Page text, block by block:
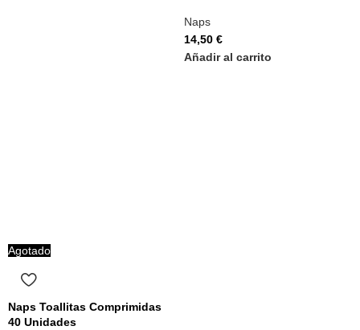
Naps
14,50 €
Añadir al carrito
Agotado
Naps Toallitas Comprimidas
40 Unidades